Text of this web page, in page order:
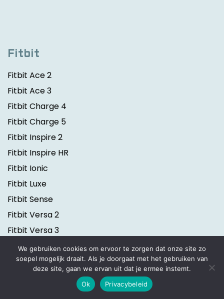
Fitbit
Fitbit Ace 2
Fitbit Ace 3
Fitbit Charge 4
Fitbit Charge 5
Fitbit Inspire 2
Fitbit Inspire HR
Fitbit Ionic
Fitbit Luxe
Fitbit Sense
Fitbit Versa 2
Fitbit Versa 3
Polar
We gebruiken cookies om ervoor te zorgen dat onze site zo
soepel mogelijk draait. Als je doorgaat met het gebruiken van
deze site, gaan we ervan uit dat je ermee instemt.
Ok
Privacybeleid